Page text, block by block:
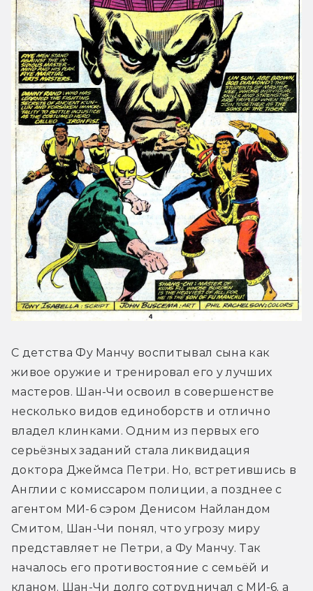
С детства Фу Манчу воспитывал сына как
живое оружие и тренировал его у лучших
мастеров. Шан-Чи освоил в совершенстве
несколько видов единоборств и отлично
владел клинками. Одним из первых его
серьёзных заданий стала ликвидация
доктора Джеймса Петри. Но, встретившись в
Англии с комиссаром полиции, а позднее c
агентом МИ-6 сэром Денисом Найландом
Смитом, Шан-Чи понял, что угрозу миру
представляет не Петри, а Фу Манчу. Так
началось его противостояние с семьёй и
кланом. Шан-Чи долго сотрудничал с МИ-6, а